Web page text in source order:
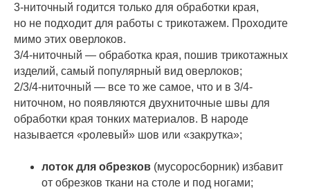
3-ниточный годится только для обработки края,
но не подходит для работы с трикотажем. Проходите
мимо этих оверлоков.
3/4-ниточный — обработка края, пошив трикотажных
изделий, самый популярный вид оверлоков;
2/3/4-ниточный — все то же самое, что и в 3/4-
ниточном, но появляются двухниточные швы для
обработки края тонких материалов. В народе
называется «ролевый» шов или «закрутка»;
лоток для обрезков (мусоросборник) избавит
от обрезков ткани на столе и под ногами;